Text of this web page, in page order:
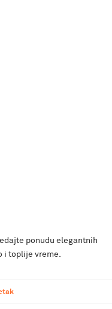
ponudu elegantnih
i toplije vreme.